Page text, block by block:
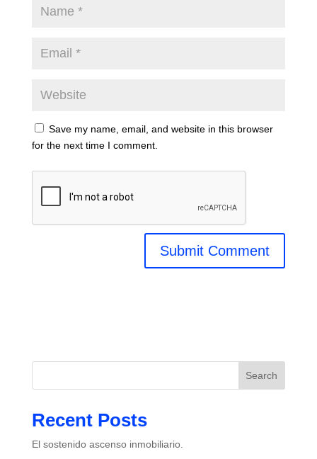
Save my name, email, and website in this browser
for the next time I comment.
Search
Recent Posts
El sostenido ascenso inmobiliario.